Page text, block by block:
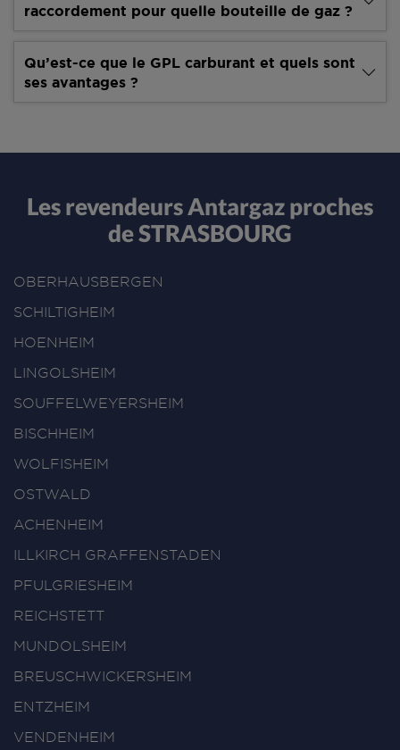
raccordement pour quelle bouteille de gaz ?
Qu’est-ce que le GPL carburant et quels sont
ses avantages ?
Les revendeurs Antargaz proches
de STRASBOURG
OBERHAUSBERGEN
SCHILTIGHEIM
HOENHEIM
LINGOLSHEIM
SOUFFELWEYERSHEIM
BISCHHEIM
WOLFISHEIM
OSTWALD
ACHENHEIM
ILLKIRCH GRAFFENSTADEN
PFULGRIESHEIM
REICHSTETT
MUNDOLSHEIM
BREUSCHWICKERSHEIM
ENTZHEIM
VENDENHEIM